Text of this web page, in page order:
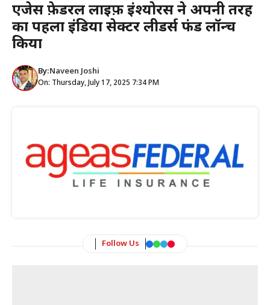
एजेस फ़ेडरल लाइफ़ इंश्योरेंस ने अपनी तरह
का पहला इंडिया सेक्टर लीडर्स फंड लॉन्च
किया
By:Naveen Joshi
On: Thursday, July 17, 2025 7:34 PM
Follow Us